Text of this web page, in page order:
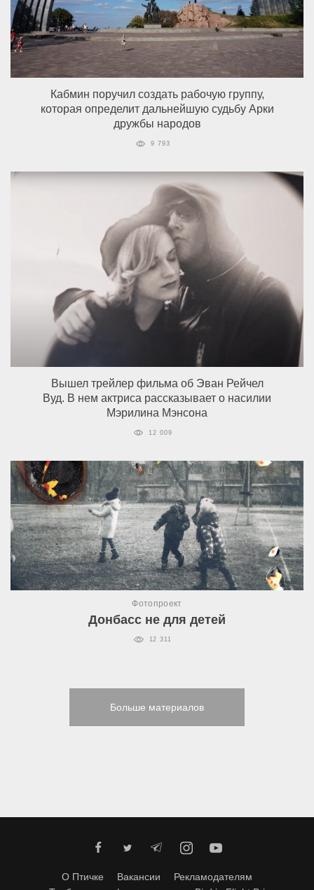
Кабмин поручил создать рабочую группу,
которая определит дальнейшую судьбу Арки
дружбы народов
9 793
Вышел трейлер фильма об Эван Рейчел
Вуд. В нем актриса рассказывает о насилии
Мэрилина Мэнсона
12 009
Фотопроект
Донбасс не для детей
12 311
Больше материалов
О Птичке Вакансии
Рекламодателям